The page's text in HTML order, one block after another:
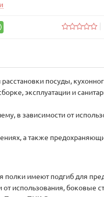
посуды,
эксплуатации и
в зависимости от
а также
имеют подгиб для
использования, боковые